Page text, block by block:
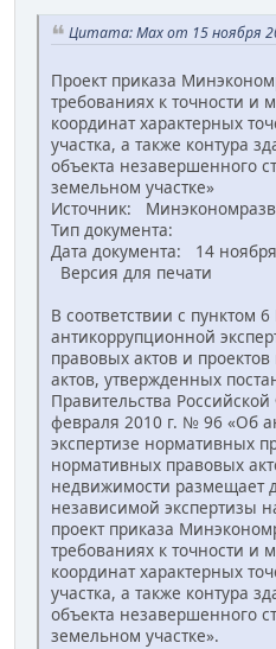
Цитата: Max от 15 ноября
Проект приказа
требованиях к точности и
координат характерных
участка, а также контура
объекта незавершенного
земельном участке»
Источник:
Тип документа:
Дата документа: 14
Версия для печати
В соответствии с пунктом
антикоррупционной
правовых актов и
актов, утвержденных
Правительства
февраля 2010 г. № 96 «Об
экспертизе нормативных
нормативных правовых
недвижимости размещает
независимой экспертизы
проект приказа
требованиях к точности и
координат характерных
участка, а также контура
объекта незавершенного
земельном участке».